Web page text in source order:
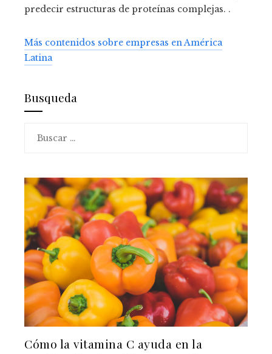
predecir estructuras de proteínas complejas. .
Más contenidos sobre empresas en América
Latina
Busqueda
Cómo la vitamina C ayuda en la